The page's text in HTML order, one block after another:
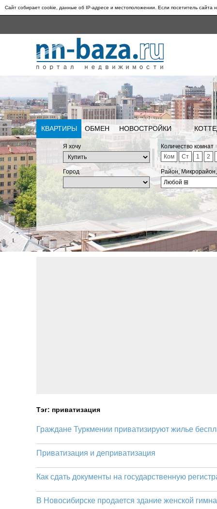
Сайт собирает cookie, данные об IP-адресе и местоположении. Если посетитель сайта
КВАРТИРЫ ОБМЕН НОВОСТРОЙКИ
Я хочу
Количество комнат
Ком
Ст 1 2
Город
Район,
Любой ⊞
Тэг: приватизация
Граждане Туркмении приватизируют жилье
Приватизация и деприватизация
Как сдать документы на государственную
В Новосибирске продается здание женской